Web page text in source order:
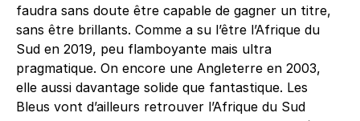
faudra sans doute être capable de gagner un titre,
sans être brillants. Comme a su l’être l’Afrique du
Sud en 2019, peu flamboyante mais ultra
pragmatique. On encore une Angleterre en 2003,
elle aussi davantage solide que fantastique. Les
Bleus vont d’ailleurs retrouver l’Afrique du Sud